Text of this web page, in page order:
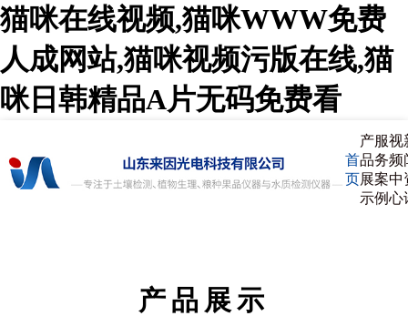
猫咪在线视频,猫咪WWW免费
人成网站,猫咪视频污版在线,猫
咪日韩精品A片无码免费看
首
页
产
品
展
示
服
务
案
例
视
频
中
心
产品展示